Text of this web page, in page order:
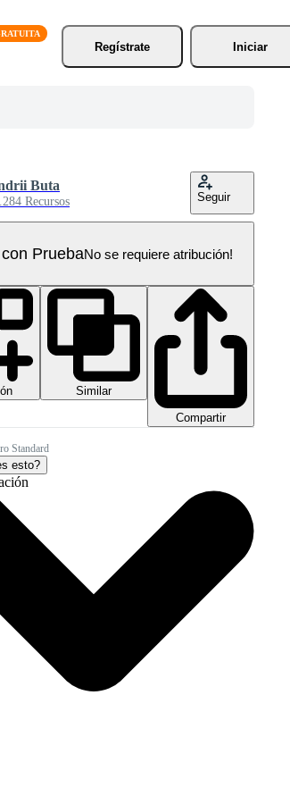
Regístrate
Iniciar
Buta
Recursos Seguir
PruebaNo se requiere atribución!
Similar
Compartir
Standard
esto?